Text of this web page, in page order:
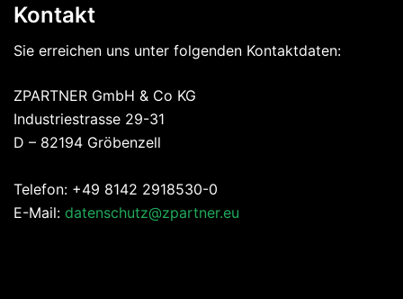
Kontakt
Sie erreichen uns unter folgenden Kontaktdaten:
ZPARTNER GmbH & Co KG
Industriestrasse 29-31
D – 82194 Gröbenzell
Telefon: +49 8142 2918530-0
E-Mail: datenschutz@zpartner.eu